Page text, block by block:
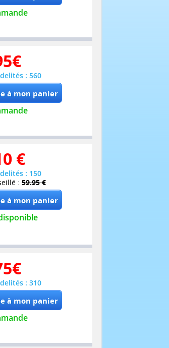
€
: 560
€
: 150
: 59.95 €
€
: 310